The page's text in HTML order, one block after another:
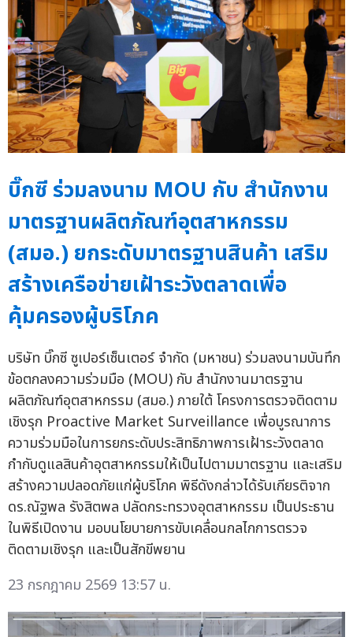
บิ๊กซี ร่วมลงนาม MOU กับ สำนักงาน
มาตรฐานผลิตภัณฑ์อุตสาหกรรม
(สมอ.) ยกระดับมาตรฐานสินค้า เสริม
สร้างเครือข่ายเฝ้าระวังตลาดเพื่อ
คุ้มครองผู้บริโภค
บริษัท บิ๊กซี ซูเปอร์เซ็นเตอร์ จำกัด (มหาชน) ร่วมลงนามบันทึก
ข้อตกลงความร่วมมือ (MOU) กับ สำนักงานมาตรฐาน
ผลิตภัณฑ์อุตสาหกรรม (สมอ.) ภายใต้ โครงการตรวจติดตาม
เชิงรุก Proactive Market Surveillance เพื่อบูรณาการ
ความร่วมมือในการยกระดับประสิทธิภาพการเฝ้าระวังตลาด
กำกับดูแลสินค้าอุตสาหกรรมให้เป็นไปตามมาตรฐาน และเสริม
สร้างความปลอดภัยแก่ผู้บริโภค พิธีดังกล่าวได้รับเกียรติจาก
ดร.ณัฐพล รังสิตพล ปลัดกระทรวงอุตสาหกรรม เป็นประธาน
ในพิธีเปิดงาน มอบนโยบายการขับเคลื่อนกลไกการตรวจ
ติดตามเชิงรุก และเป็นสักขีพยาน
23 กรกฎาคม 2569 13:57 น.